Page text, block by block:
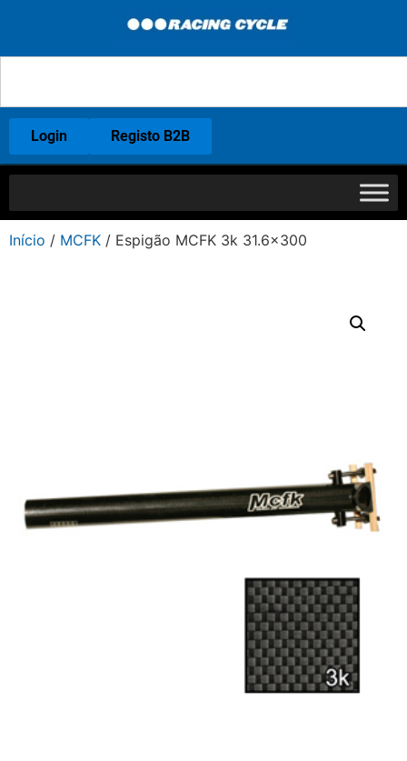
Login Registo B2B
Início / MCFK / Espigão MCFK 3k 31.6×300